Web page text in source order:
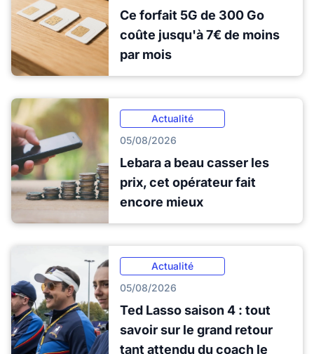
Ce forfait 5G de 300 Go
coûte jusqu'à 7€ de moins
par mois
Actualité
05/08/2026
Lebara a beau casser les
prix, cet opérateur fait
encore mieux
Actualité
05/08/2026
Ted Lasso saison 4 : tout
savoir sur le grand retour
tant attendu du coach le